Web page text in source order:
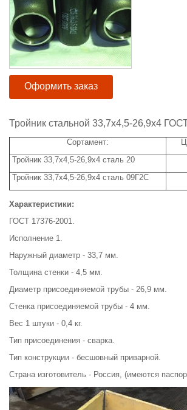
Оформить заказ
Тройник стальной 33,7x4,5-26,9x4
Сортамент:
Тройник 33,7x4,5-26,9х4 сталь 20
Тройник 33,7х4,5-26,9x4 сталь 09Г2С
Характеристики:
ГОСТ 17376-2001.
Исполнение 1.
Наружный диаметр - 33,7 мм.
Толщина стенки - 4,5 мм.
Диаметр присоединяемой трубы - 26,9 мм.
Стенка присоединяемой трубы - 4 мм.
Вес 1 штуки - 0,4 кг.
Тип присоединения - сварка.
Тип конструкции - бесшовный приварной.
Страна изготовитель - Россия, (имеются